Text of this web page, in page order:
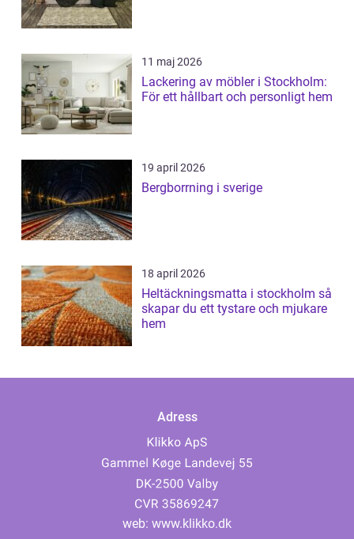
11 maj 2026
Lackering av möbler i Stockholm:
För ett hållbart och personligt hem
19 april 2026
Bergborrning i sverige
18 april 2026
Heltäckningsmatta i stockholm så
skapar du ett tystare och mjukare
hem
Adress
web: www.klikko.dk